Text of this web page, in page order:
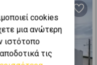
cookies
μια ανώτερη
ιστότοπο
τις